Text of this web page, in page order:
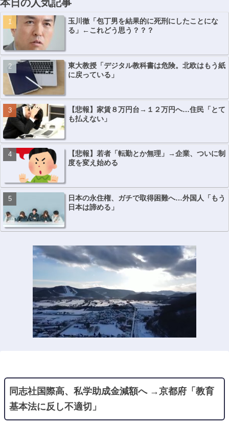
本日の人気記事
玉川徹「包丁男を結果的に死刑にしたことにな
る」←これどう思う？？？
東大教授「デジタル教科書は危険。北欧はもう紙
に戻っている」
【悲報】家賃８万円台→１２万円へ…住民「とて
も払えない」
【悲報】若者「転勤とか無理」→企業、ついに制
度を変え始める
日本の永住権、ガチで取得困難へ…外国人「もう
日本は諦める」
同志社国際高、私学助成金減額へ →京都府「教育
基本法に反し不適切」